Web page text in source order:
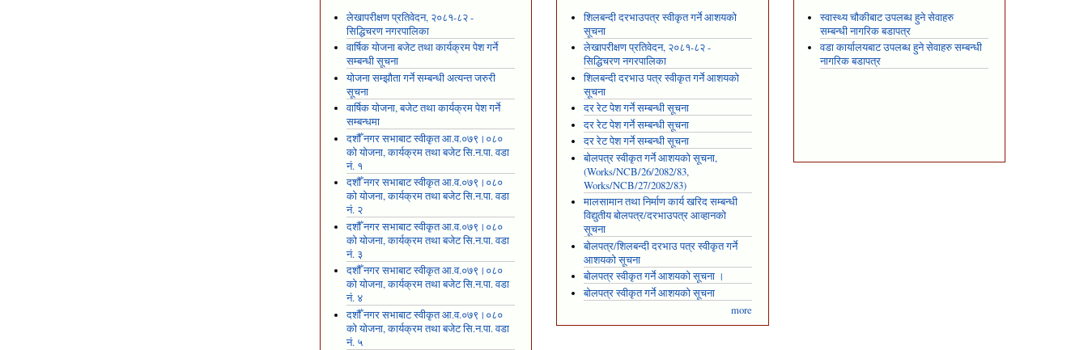
लेखापरीक्षण प्रतिवेदन, २०८१-८२ -
सिद्धिचरण नगरपालिका
वार्षिक योजना बजेट तथा कार्यक्रम पेश गर्ने
सम्बन्धी सूचना
योजना सम्झौता गर्ने सम्बन्धी अत्यन्त जरुरी
सूचना
वार्षिक योजना, बजेट तथा कार्यक्रम पेश गर्ने
सम्बन्धमा
दशौँ नगर सभाबाट स्वीकृत आ.व.०७९।०८०
को योजना, कार्यक्रम तथा बजेट सि.न.पा. वडा
नं. १
दशौँ नगर सभाबाट स्वीकृत आ.व.०७९।०८०
को योजना, कार्यक्रम तथा बजेट सि.न.पा. वडा
नं. २
दशौँ नगर सभाबाट स्वीकृत आ.व.०७९।०८०
को योजना, कार्यक्रम तथा बजेट सि.न.पा. वडा
नं. ३
दशौँ नगर सभाबाट स्वीकृत आ.व.०७९।०८०
को योजना, कार्यक्रम तथा बजेट सि.न.पा. वडा
नं. ४
दशौँ नगर सभाबाट स्वीकृत आ.व.०७९।०८०
को योजना, कार्यक्रम तथा बजेट सि.न.पा. वडा
नं. ५
शिलबन्दी दरभाउपत्र स्वीकृत गर्ने आशयको
सूचना
लेखापरीक्षण प्रतिवेदन, २०८१-८२ -
सिद्धिचरण नगरपालिका
शिलबन्दी दरभाउ पत्र स्वीकृत गर्ने आशयको
सूचना
दर रेट पेश गर्ने सम्बन्धी सूचना
दर रेट पेश गर्ने सम्बन्धी सूचना
दर रेट पेश गर्ने सम्बन्धी सूचना
बोलपत्र स्वीकृत गर्ने आशयको सूचना,
(Works/NCB/26/2082/83,
Works/NCB/27/2082/83)
मालसामान तथा निर्माण कार्य खरिद सम्बन्धी
विद्युतीय बोलपत्र/दरभाउपत्र आव्हानको
सूचना
बोलपत्र/शिलबन्दी दरभाउ पत्र स्वीकृत गर्ने
आशयको सूचना
बोलपत्र स्वीकृत गर्ने आशयको सूचना ।
बोलपत्र स्वीकृत गर्ने आशयको सूचना
more
स्वास्थ्य चौकीबाट उपलब्ध हुने सेवाहरु
सम्बन्धी नागरिक बडापत्र
वडा कार्यालयबाट उपलब्ध हुने सेवाहरु सम्बन्धी
नागरिक बडापत्र